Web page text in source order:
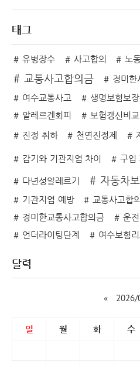
태그
유병장수 사고합의 노
교통사고합의금 경미한
여수교통사고
생명보험보
알레르겐회피
보험갱신비교
진정 취하
천연진정제
감기와 기관지염 차이 구입
다년성알레르기 자동차
기관지염 예방
교통사고합
경미한교통사고합의금
운
언더라이팅단계
여수보험
달력
« 2026/
일 월 화 수